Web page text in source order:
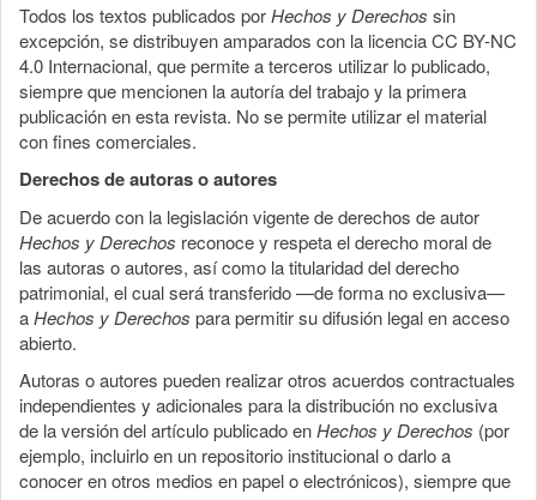
Todos los textos publicados porHechos y Derechos sin
excepción, se distribuyen amparados con la licencia CC BY-NC
4.0 Internacional, que permite a terceros utilizar lo publicado,
siempre que mencionen la autoría del trabajo y la primera
publicación en esta revista. No se permite utilizar el material
con fines comerciales.
Derechos de autoras o autores
De acuerdo con la legislación vigente de derechos de autor
Hechos y Derechos reconoce y respeta el derecho moral de
las autoras o autores, así como la titularidad del derecho
patrimonial, el cual será transferido —de forma no exclusiva—
aHechos y Derechos para permitir su difusión legal en acceso
abierto.
Autoras o autores pueden realizar otros acuerdos contractuales
independientes y adicionales para la distribución no exclusiva
de la versión del artículo publicado enHechos y Derechos (por
ejemplo, incluirlo en un repositorio institucional o darlo a
conocer en otros medios en papel o electrónicos), siempre que